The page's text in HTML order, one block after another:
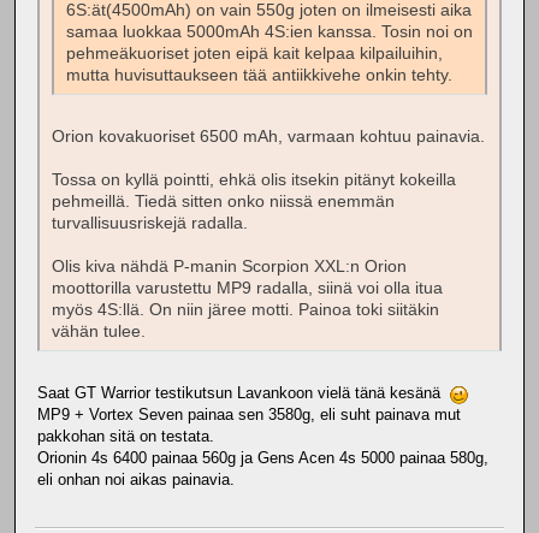
6S:ät(4500mAh) on vain 550g joten on ilmeisesti aika
samaa luokkaa 5000mAh 4S:ien kanssa. Tosin noi on
pehmeäkuoriset joten eipä kait kelpaa kilpailuihin,
mutta huvisuttaukseen tää antiikkivehe onkin tehty.
Orion kovakuoriset 6500 mAh, varmaan kohtuu painavia.
Tossa on kyllä pointti, ehkä olis itsekin pitänyt kokeilla
pehmeillä. Tiedä sitten onko niissä enemmän
turvallisuusriskejä radalla.
Olis kiva nähdä P-manin Scorpion XXL:n Orion
moottorilla varustettu MP9 radalla, siinä voi olla itua
myös 4S:llä. On niin järee motti. Painoa toki siitäkin
vähän tulee.
Saat GT Warrior testikutsun Lavankoon vielä tänä kesänä
MP9 + Vortex Seven painaa sen 3580g, eli suht painava mut
pakkohan sitä on testata.
Orionin 4s 6400 painaa 560g ja Gens Acen 4s 5000 painaa 580g,
eli onhan noi aikas painavia.